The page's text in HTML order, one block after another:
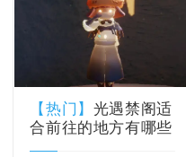
【热门】 光遇禁阁适
合前往的地方有哪些